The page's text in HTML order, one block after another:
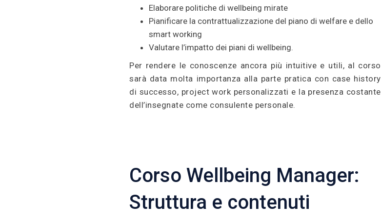
Elaborare politiche di wellbeing mirate
Pianificare la contrattualizzazione del piano di welfare e dello
smart working
Valutare l’impatto dei piani di wellbeing.
Per rendere le conoscenze ancora più intuitive e utili, al corso
sarà data molta importanza alla parte pratica con case history
di successo, project work personalizzati e la presenza costante
dell’insegnate come consulente personale.
Corso Wellbeing Manager:
Struttura e contenuti